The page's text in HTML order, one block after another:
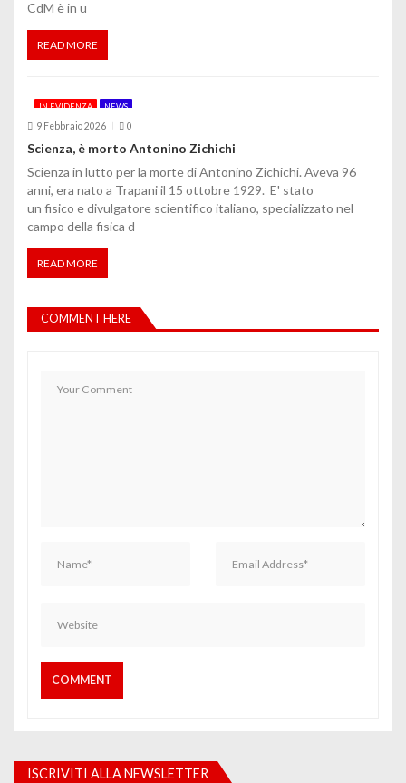
CdM è in u
READ MORE
IN EVIDENZA NEWS
9 Febbraio 2026 0
Scienza, è morto Antonino Zichichi
Scienza in lutto per la morte di Antonino Zichichi. Aveva 96
anni, era nato a Trapani il 15 ottobre 1929. E' stato
un fisico e divulgatore scientifico italiano, specializzato nel
campo della fisica d
READ MORE
COMMENT HERE
ISCRIVITI ALLA NEWSLETTER